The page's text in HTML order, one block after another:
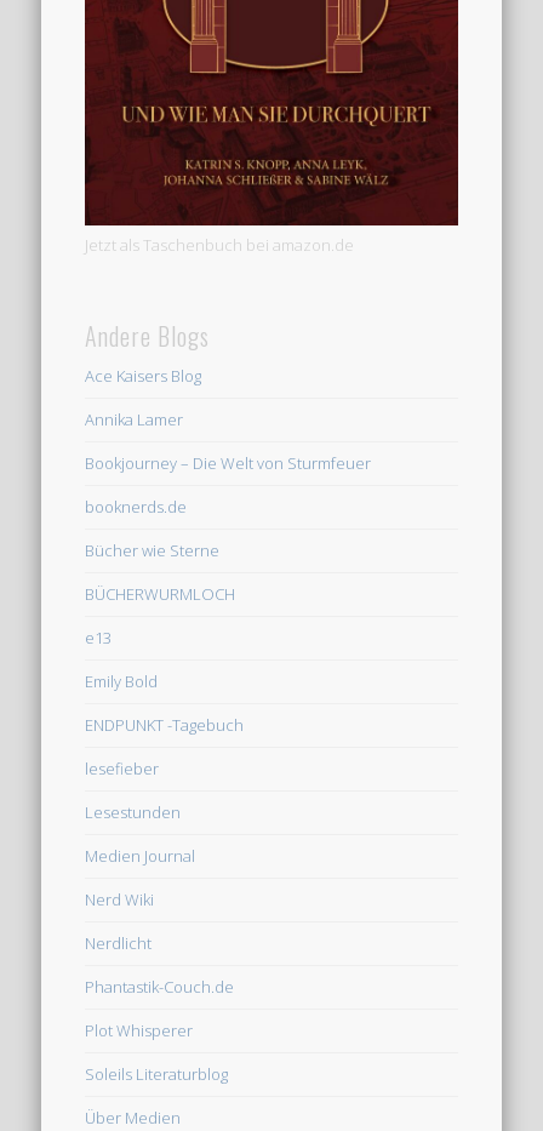
Jetzt als Taschenbuch bei amazon.de
Andere Blogs
Ace Kaisers Blog
Annika Lamer
Bookjourney – Die Welt von Sturmfeuer
booknerds.de
Bücher wie Sterne
BÜCHERWURMLOCH
e13
Emily Bold
ENDPUNKT -Tagebuch
lesefieber
Lesestunden
Medien Journal
Nerd Wiki
Nerdlicht
Phantastik-Couch.de
Plot Whisperer
Soleils Literaturblog
Über Medien